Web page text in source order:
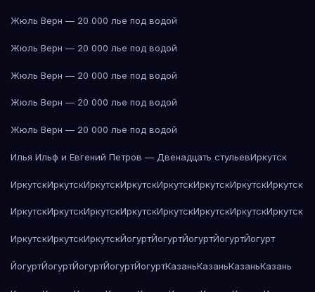
Жюль Верн — 20 000 лье под водой
Жюль Верн — 20 000 лье под водой
Жюль Верн — 20 000 лье под водой
Жюль Верн — 20 000 лье под водой
Жюль Верн — 20 000 лье под водой
Илья Ильф и Евгений Петров — Двенадцать стульевИркутск
ИркутскИркутскИркутскИркутскИркутскИркутскИркутскИркутск
ИркутскИркутскИркутскИркутскИркутскИркутскИркутскИркутск
ИркутскИркутскИркутскЙогуртЙогуртЙогуртЙогуртЙогурт
ЙогуртЙогуртЙогуртЙогуртЙогуртКазаньКазаньКазаньКазань